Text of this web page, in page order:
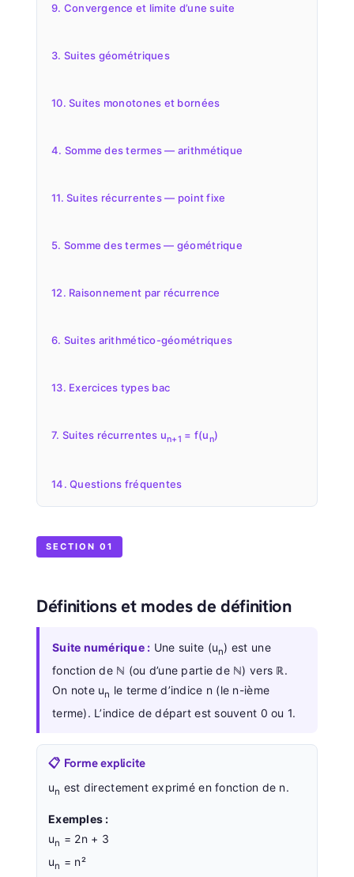
9. Convergence et limite d’une suite
3. Suites géométriques
10. Suites monotones et bornées
4. Somme des termes — arithmétique
11. Suites récurrentes — point fixe
5. Somme des termes — géométrique
12. Raisonnement par récurrence
6. Suites arithmético-géométriques
13. Exercices types bac
7. Suites récurrentes un+1 = f(un)
14. Questions fréquentes
SECTION 01
Définitions et modes de définition
Suite numérique : Une suite (un) est une
fonction de ℕ (ou d’une partie de ℕ) vers ℝ.
On note un le terme d’indice n (le n-ième
terme). L’indice de départ est souvent 0 ou 1.
📋 Forme explicite
un est directement exprimé en fonction de n.
Exemples :
un = 2n + 3
un = n²